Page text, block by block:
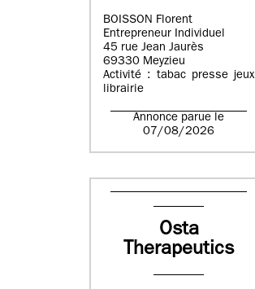
BOISSON Florent
Entrepreneur Individuel
45 rue Jean Jaurès
69330 Meyzieu
Activité : tabac presse jeux
librairie
Annonce parue le
07/08/2026
Osta
Therapeutics